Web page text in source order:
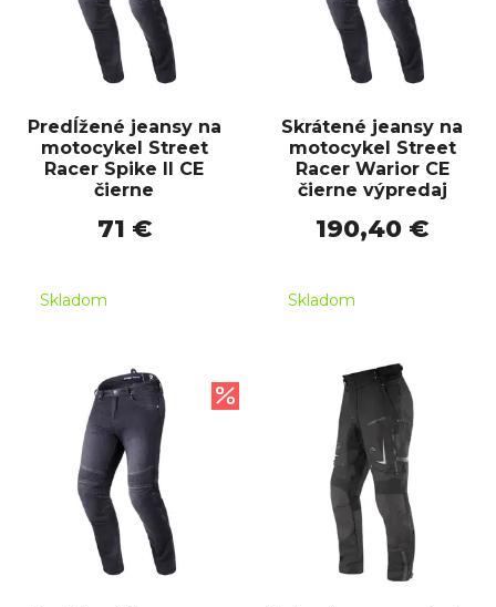
Predĺžené jeansy na
motocykel Street
Racer Spike II CE
čierne
71 €
Skladom
Skrátené jeansy na
motocykel Street
Racer Warior CE
čierne výpredaj
190,40 €
Skladom